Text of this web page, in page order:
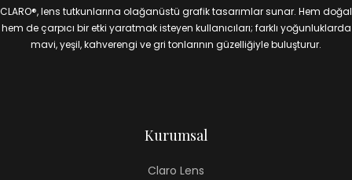
CLARO®, lens tutkunlarına olağanüstü grafik tasarımlar sunar. Hem doğal
hem de çarpıcı bir etki yaratmak isteyen kullanıcıları; farklı yoğunluklarda
mavi, yeşil, kahverengi ve gri tonlarının güzelliğiyle buluşturur.
Kurumsal
Claro Lens